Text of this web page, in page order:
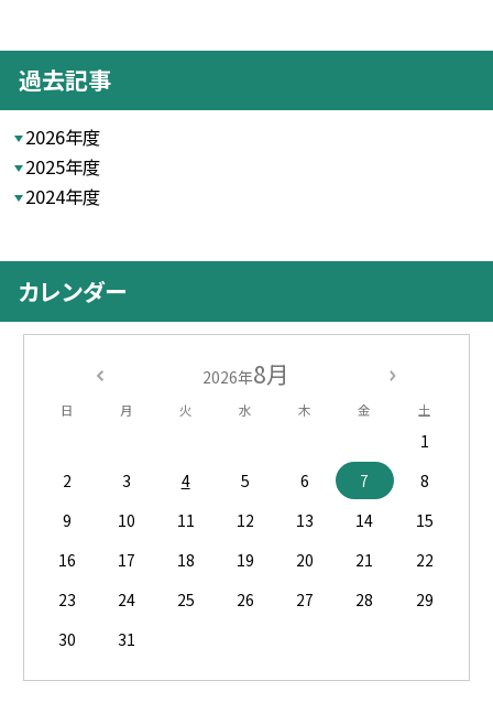
過去記事
2026年度
2025年度
2024年度
カレンダー
2026年8月
日 月 火 水 木 金 土
1
2
3 4 5 6 7
8
9
10 11 12 13 14
15
16
17 18 19 20 21
22
23
24 25 26 27 28
29
30
31